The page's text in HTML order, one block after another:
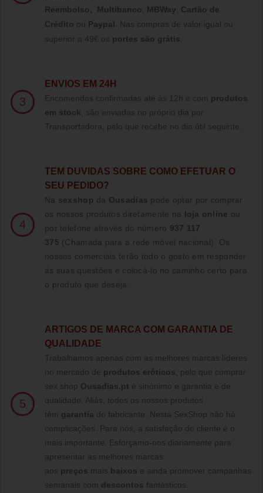
Reembolso, Multibanco MBWay
Cartão de
Crédito ou Paypal
Nas compras de valor igual ou
superior a 49€ os portes são grátis
3
ENVIOS EM 24H
Encomendas confirmadas até às 12h e com produtos
em stock , são enviadas no próprio dia por
Transportadora, pelo que recebe no dia útil seguinte.
4
TE M DUVIDAS SOBRE COMO EFETUAR O
SEU PEDIDO?
Na sexshop da Ousadias pode optar por comprar
os nossos produtos diretamente na loja online ou
por telefone através do número 937 117
375 (Chamada para a rede móvel nacional)
. Os
nossos comerciais terão todo o gosto em responder
ás suas questões e colocá-lo no caminho certo para
o produto que deseja.
5
ARTIGOS DE MARCA COM GARANTIA DE
QUALIDADE
Trabalhamos apenas com as melhores marcas líderes
no mercado de produtos eróticos , pelo que comprar
sex shop Ousadias.pt é sinónimo e garantia e de
qualidade. Aliás, todos os nossos produtos
têm garantia do fabricante. Nesta SexShop não há
complicações. Para nós, a satisfação do cliente é o
mais importante. Esforçamo-nos diariamente para
apresentar as melhores marcas
aos preços mais baixos e ainda promover campanhas
semanais com descontos fantásticos.